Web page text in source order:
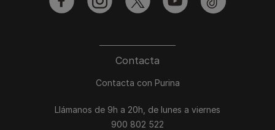
Contacta
Contacta con Purina
Llámanos de 9h a 20h, de lunes a viernes
900 802 522
facebookinstagramtwitter youtubetiktok